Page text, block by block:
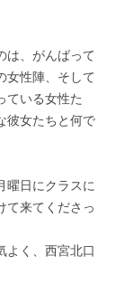
は、がんばって
女性陣、そして
ている女性た
彼女たちと何で
曜日にクラスに
て来てくださっ
よく、西宮北口